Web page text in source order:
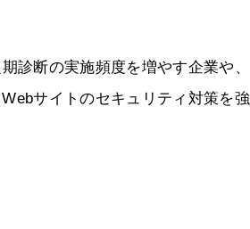
診断の実施頻度を増やす企業や、
サイトのセキュリティ対策を強